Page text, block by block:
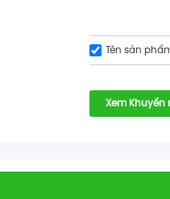
Tên sản
Xem Khuyến